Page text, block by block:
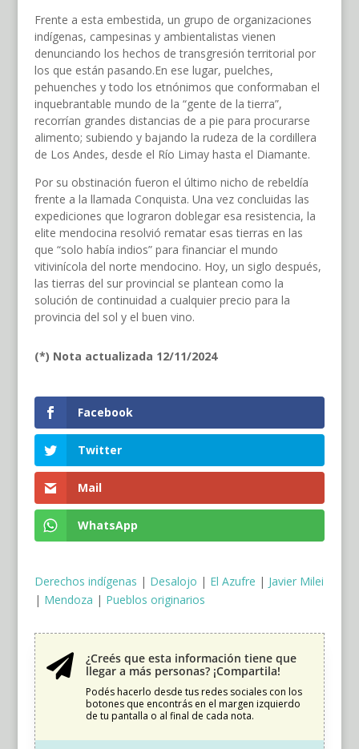
Frente a esta embestida, un grupo de organizaciones
indígenas, campesinas y ambientalistas vienen
denunciando los hechos de transgresión territorial por
los que están pasando.En ese lugar, puelches,
pehuenches y todo los etnónimos que conformaban el
inquebrantable mundo de la “gente de la tierra”,
recorrían grandes distancias de a pie para procurarse
alimento; subiendo y bajando la rudeza de la cordillera
de Los Andes, desde el Río Limay hasta el Diamante.
Por su obstinación fueron el último nicho de rebeldía
frente a la llamada Conquista. Una vez concluidas las
expediciones que lograron doblegar esa resistencia, la
elite mendocina resolvió rematar esas tierras en las
que “solo había indios” para financiar el mundo
vitivinícola del norte mendocino. Hoy, un siglo después,
las tierras del sur provincial se plantean como la
solución de continuidad a cualquier precio para la
provincia del sol y el buen vino.
(*) Nota actualizada 12/11/2024
Facebook
Twitter
Mail
WhatsApp
Derechos indígenas | Desalojo | El Azufre | Javier Milei
| Mendoza | Pueblos originarios

¿Creés que esta información tiene que
llegar a más personas? ¡Compartila!
Podés hacerlo desde tus redes sociales con los
botones que encontrás en el margen izquierdo
de tu pantalla o al final de cada nota.